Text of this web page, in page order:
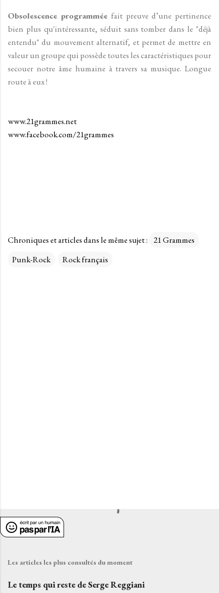
Obsolescence programmée fait preuve d’une pertinence
bien plus qu'intéressante, séduit sans tomber dans le "déjà
entendu" du mouvement alternatif, et permet de mettre en
valeur un groupe qui possède toutes les caractéristiques pour
secouer notre âme humaine à travers sa musique. Longue
route à eux !
www.21grammes.net
www.facebook.com/21grammes
Chroniques et articles dans le même sujet : 21 Grammes
Punk-Rock
Rock français
Les articles les plus consultés du moment
Le temps qui reste de Serge Reggiani